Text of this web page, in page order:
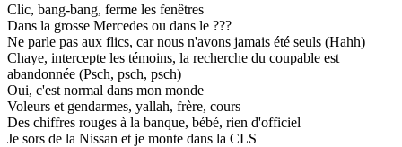
Clic, bang-bang, ferme les fenêtres
Dans la grosse Mercedes ou dans le ???
Ne parle pas aux flics, car nous n'avons jamais été seuls (Hahh)
Chaye, intercepte les témoins, la recherche du coupable est
abandonnée (Psch, psch, psch)
Oui, c'est normal dans mon monde
Voleurs et gendarmes, yallah, frère, cours
Des chiffres rouges à la banque, bébé, rien d'officiel
Je sors de la Nissan et je monte dans la CLS